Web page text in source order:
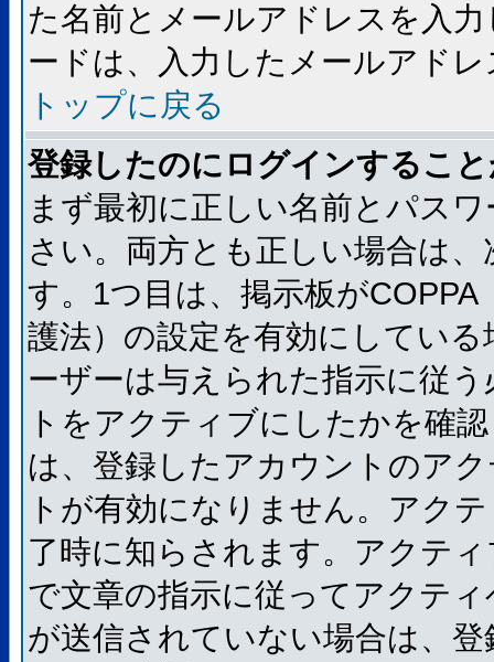
た名前とメールアドレスを入
ードは、入力したメールアド
トップに戻る
登録したのにログインするこ
まず最初に正しい名前とパス
さい。両方とも正しい場合は
す。1つ目は、掲示板が
護法）の設定を有効にしてい
ーザーは与えられた指示に従
トをアクティブにしたかを確
は、登録したアカウントのア
トが有効になりません。アク
了時に知らされます。アクテ
で文章の指示に従ってアクテ
が送信されていない場合は、